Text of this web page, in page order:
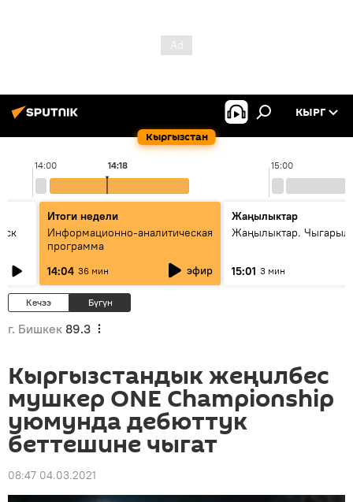
Кыргызстан
КЫРГ
14:00 15:00
14:18
Итоги недели
Информационно-аналитическая
программа
14:04 36 мин эфир
Жаңылыктар
Жаңылыктар.
15:01 3 мин
Кечээ Бүгүн
г. Бишкек 89.3
Кыргызстандык жеңилбес
мушкер ONE Championship
уюмунда дебюттук
беттешине чыгат
08:47 04.03.2021